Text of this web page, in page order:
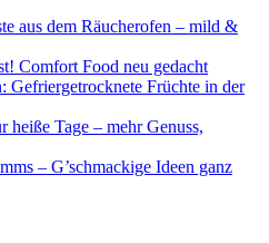
aus dem Räucherofen – mild &
Comfort Food neu gedacht
Gefriergetrocknete Früchte in der
Tage – mehr Genuss,
– G’schmackige Ideen ganz